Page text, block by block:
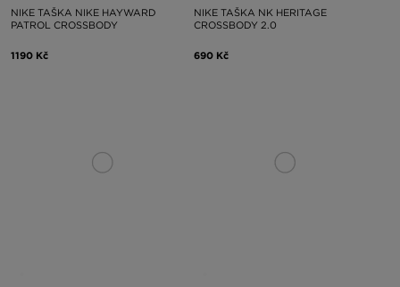
NIKE TAŠKA NIKE HAYWARD
PATROL CROSSBODY
1190 Kč
NIKE TAŠKA NK HERITAGE
CROSSBODY 2.0
690 Kč